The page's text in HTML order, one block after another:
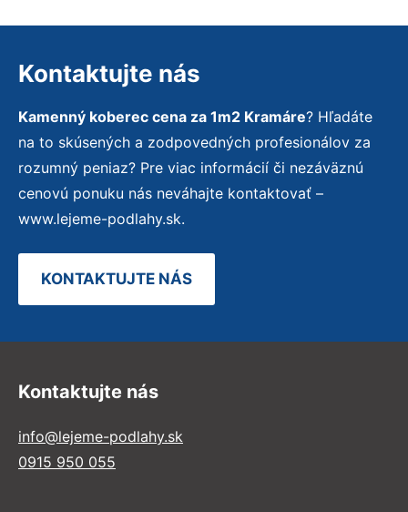
Kontaktujte nás
Kamenný koberec cena za 1m2 Kramáre? Hľadáte
na to skúsených a zodpovedných profesionálov za
rozumný peniaz? Pre viac informácií či nezáväznú
cenovú ponuku nás neváhajte kontaktovať –
www.lejeme-podlahy.sk.
KONTAKTUJTE NÁS
Kontaktujte nás
info@lejeme-podlahy.sk
0915 950 055